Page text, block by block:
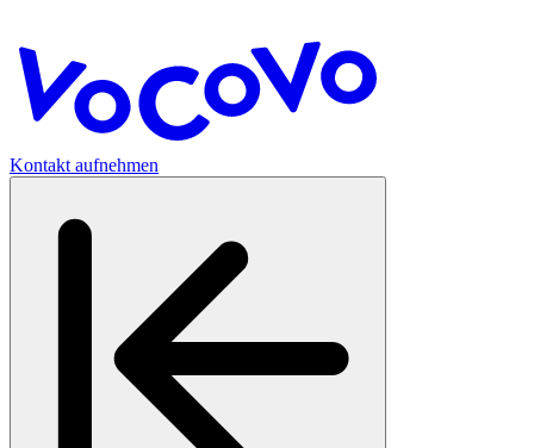
Kontakt aufnehmen